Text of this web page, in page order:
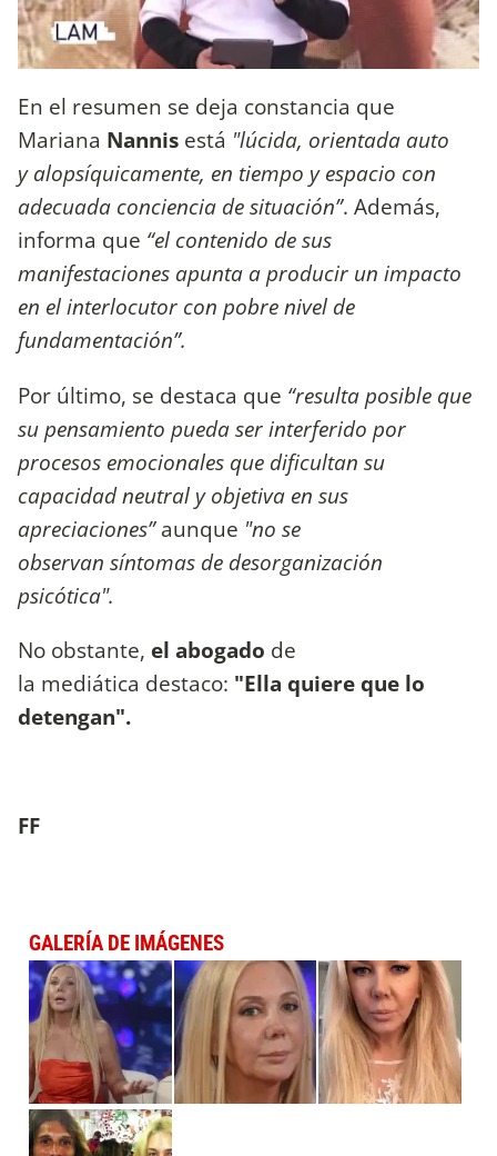
En el resumen se deja constancia que
Mariana Nannis está "lúcida, orientada auto
y alopsíquicamente, en tiempo y espacio con
adecuada conciencia de situación”. Además,
informa que “el contenido de sus
manifestaciones apunta a producir un impacto
en el interlocutor con pobre nivel de
fundamentación”.
Por último, se destaca que “resulta posible que
su pensamiento pueda ser interferido por
procesos emocionales que dificultan su
capacidad neutral y objetiva en sus
apreciaciones”aunque "no se
observan síntomas de desorganización
psicótica".
No obstante, el abogado de
la mediática destaco: "Ella quiere que lo
detengan".
FF
GALERÍA DE IMÁGENES